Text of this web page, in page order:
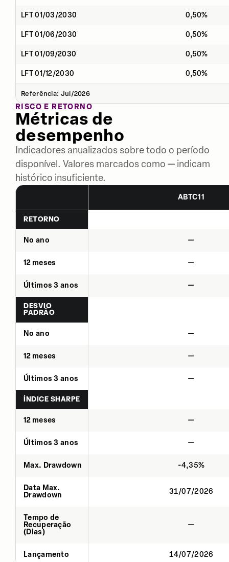
LFT 01/03/2030 0,50%
LFT 01/06/2030 0,50%
LFT 01/09/2030 0,50%
LFT 01/12/2030 0,50%
Referência: Jul/2026
RISCO E RETORNO
Métricas de
desempenho
Indicadores anualizados sobre todo o período
disponível. Valores marcados como — indicam
histórico insuficiente.
ABTC11
RETORNO
No ano —
12 meses —
Últimos 3 anos —
DESVIO
PADRÃO
No ano —
12 meses —
Últimos 3 anos —
ÍNDICE SHARPE
12 meses —
Últimos 3 anos —
Max. Drawdown -4,35%
Data Max.
Drawdown
31/07/2026
Tempo de
Recuperação
(Dias)
—
Lançamento 14/07/2026